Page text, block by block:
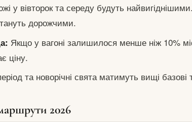
у вівторок та середу будуть
дорожчими.
Якщо у вагоні залишилося менше ніж 10%
ціну.
та новорічні свята матимуть вищі
2026